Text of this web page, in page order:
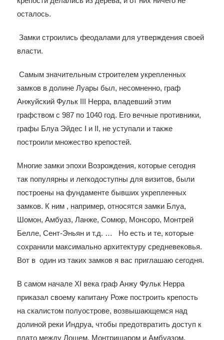
осталось.
Замки строились феодалами для утверждения своей
власти.
Самым значительным строителем укрепленных
замков в долине Луары был, несомненно, граф
Анжуйский Фульк III Нерра, владевший этим
графством с 987 по 1040 год. Его вечные противники,
графы Блуа Эйдес I и II, не уступали и также
построили множество крепостей.
Многие замки эпохи Возрождения, которые сегодня
так популярны и легкодоступны для визитов, были
построены на фундаменте бывших укрепленных
замков. К ним , например, относятся замки Блуа,
Шомон, Амбуаз, Ланже, Сомюр, Монсоро, Монтрей
Белле, Сент-Эньян и т.д. … Но есть и те, которые
сохранили максимально архитектуру средневековья.
Вот в один из таких замков я вас приглашаю сегодня.
В самом начале XI века граф Анжу Фульк Нерра
приказал своему капитану Роже построить крепость
на скалистом полуострове, возвышающемся над
долиной реки Индруа, чтобы предотвратить доступ к
плато между Лошем, Монтришаром и Амбуазом.